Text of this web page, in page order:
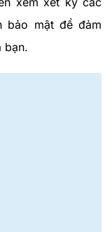
bảo mật để đảm
bạn.